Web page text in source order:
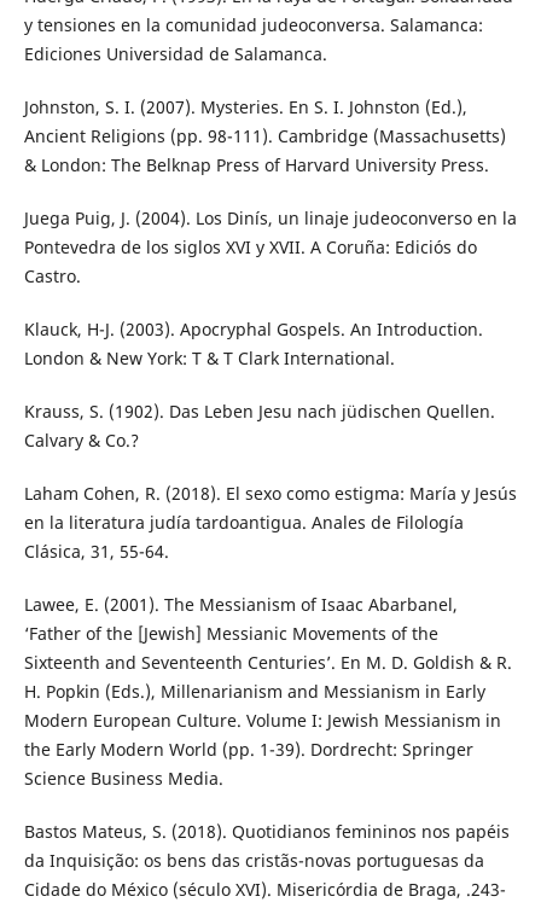
y tensiones en la comunidad judeoconversa. Salamanca:
Ediciones Universidad de Salamanca.
Johnston, S. I. (2007). Mysteries. En S. I. Johnston (Ed.),
Ancient Religions (pp. 98-111). Cambridge (Massachusetts)
& London: The Belknap Press of Harvard University Press.
Juega Puig, J. (2004). Los Dinís, un linaje judeoconverso en la
Pontevedra de los siglos XVI y XVII. A Coruña: Ediciós do
Castro.
Klauck, H-J. (2003). Apocryphal Gospels. An Introduction.
London & New York: T & T Clark International.
Krauss, S. (1902). Das Leben Jesu nach jüdischen Quellen.
Calvary & Co.?
Laham Cohen, R. (2018). El sexo como estigma: María y Jesús
en la literatura judía tardoantigua. Anales de Filología
Clásica, 31, 55-64.
Lawee, E. (2001). The Messianism of Isaac Abarbanel,
‘Father of the [Jewish] Messianic Movements of the
Sixteenth and Seventeenth Centuries’. En M. D. Goldish & R.
H. Popkin (Eds.), Millenarianism and Messianism in Early
Modern European Culture. Volume I: Jewish Messianism in
the Early Modern World (pp. 1-39). Dordrecht: Springer
Science Business Media.
Bastos Mateus, S. (2018). Quotidianos femininos nos papéis
da Inquisição: os bens das cristãs-novas portuguesas da
Cidade do México (século XVI). Misericórdia de Braga, .243-